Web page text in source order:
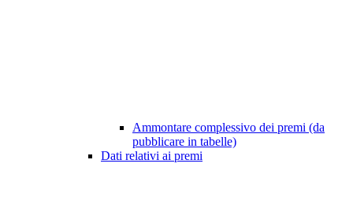
Ammontare complessivo dei premi (da
pubblicare in tabelle)
Dati relativi ai premi